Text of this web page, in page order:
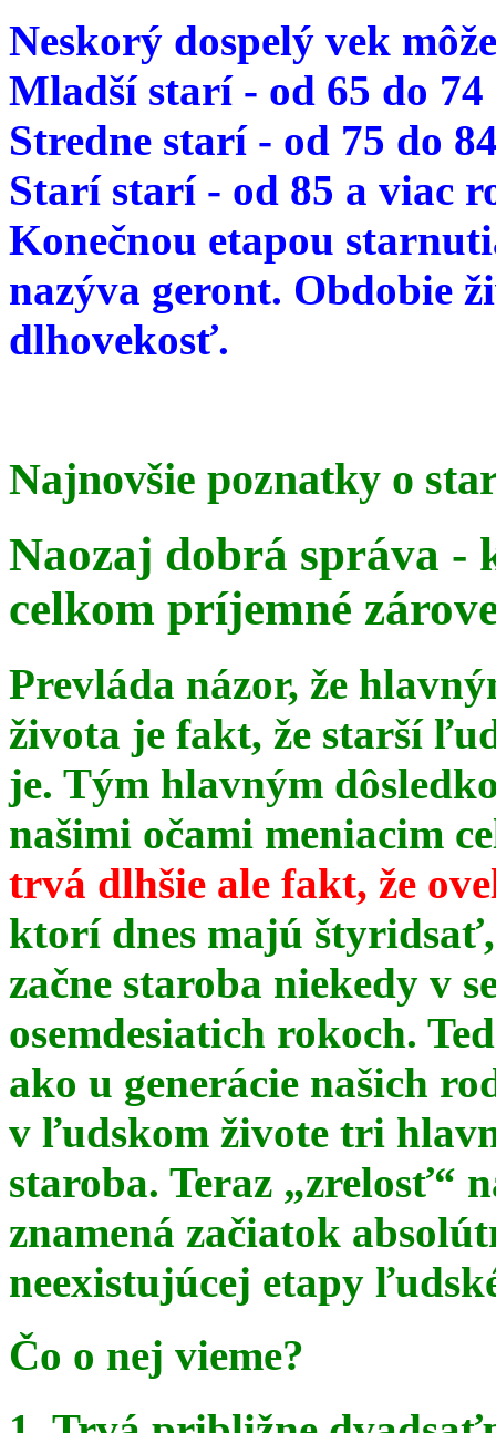
Neskorý dospelý vek
Mladší starí - od 65 do
Stredne starí - od 75 do
Starí starí - od 85 a viac
Konečnou etapou
nazýva geront. Obdobie
dlhovekosť.
Najnovšie poznatky o
Naozaj dobrá správa -
celkom príjemné
Prevláda názor, že
života je fakt, že starší
je. Tým hlavným
našimi očami meniacim
trvá dlhšie ale fakt, že
ktorí dnes majú
začne staroba niekedy v
osemdesiatich rokoch.
ako u generácie našich
v ľudskom živote tri
staroba. Teraz „zrelosť“
znamená začiatok
neexistujúcej etapy
Čo o nej vieme?